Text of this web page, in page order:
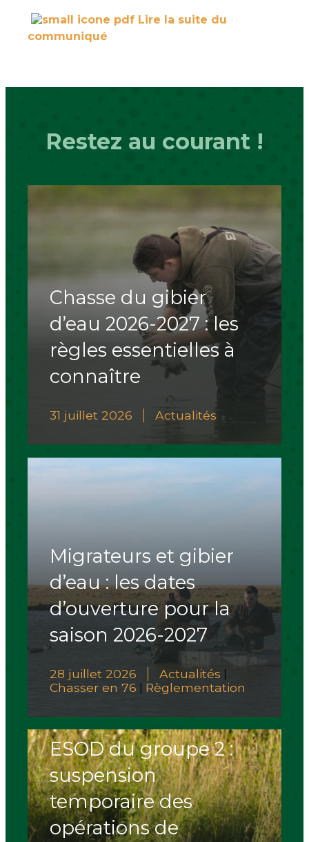
Lire la suite du
communiqué
Restez au courant !
Chasse du gibier
d’eau 2026-2027 : les
règles essentielles à
connaître
31 juillet 2026 Actualités
Migrateurs et gibier
d’eau : les dates
d’ouverture pour la
saison 2026-2027
28 juillet 2026 Actualités
Chasser en 76 Règlementation
ESOD du groupe 2 :
suspension
temporaire des
opérations de